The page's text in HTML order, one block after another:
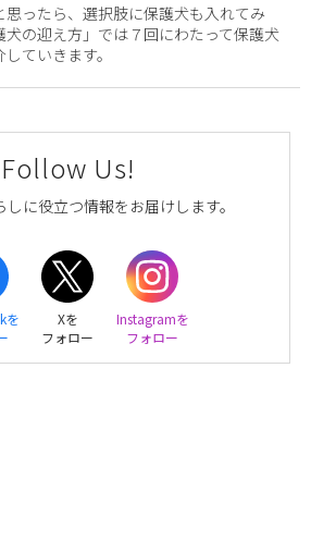
ったら、選択肢に保護犬も入れてみ
犬の迎え方」では７回にわたって保護犬
ていきます。
Follow Us!
に役立つ情報をお届けします。
を
Xを
フォロー
Instagramを
フォロー